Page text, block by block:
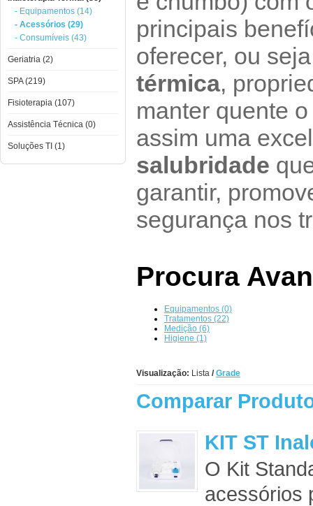
- Equipamentos (14)
- Acessórios (29)
- Consumíveis (43)
Geriatria (2)
SPA (219)
Fisioterapia (107)
Assistência Técnica (0)
Soluções TI (1)
principais
oferecer, ou
térmica,
manter quente
assim uma
salubridade
garantir,
segurança nos
Procura
Equipamentos (0)
Tratamentos (22)
Medição (6)
Higiene (1)
Visualização: Lista / Grade
Comparar
KIT ST
O Kit
acessórios